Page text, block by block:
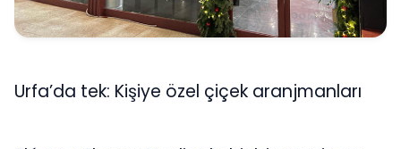
Urfa’da tek: Kişiye özel çiçek aranjmanları